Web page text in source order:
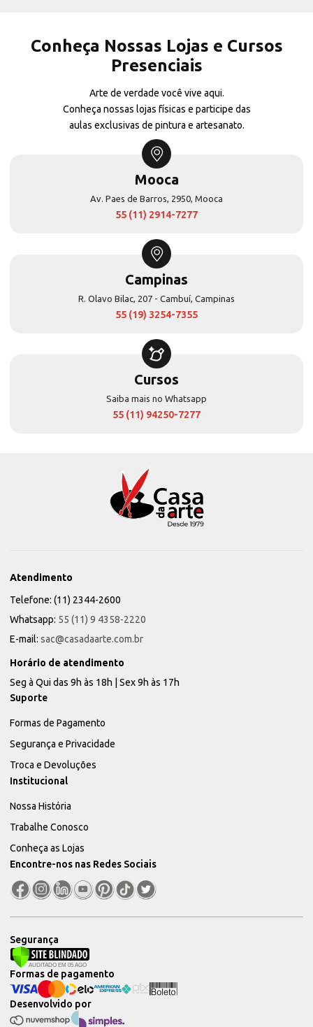
Conheça Nossas Lojas e Cursos
Presenciais
Arte de verdade você vive aqui.
Conheça nossas lojas físicas e participe das
aulas exclusivas de pintura e artesanato.
Mooca
Av. Paes de Barros, 2950, Mooca
55 (11) 2914-7277
Campinas
R. Olavo Bilac, 207 - Cambuí, Campinas
55 (19) 3254-7355
Cursos
Saiba mais no Whatsapp
55 (11) 94250-7277
Atendimento
Telefone: (11) 2344-2600
Whatsapp: 55 (11) 9 4358-2220
E-mail: sac@casadaarte.com.br
Horário de atendimento
Seg à Qui das 9h às 18h | Sex 9h às 17h
Suporte
Formas de Pagamento
Segurança e Privacidade
Troca e Devoluções
Institucional
Nossa História
Trabalhe Conosco
Conheça as Lojas
Encontre-nos nas Redes Sociais
Segurança
Desenvolvido por
Formas de pagamento